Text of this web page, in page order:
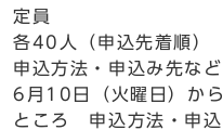
定員
各40人（申込先着順）
申込方法・申込み先など
6月10日（火曜日）か
ところ 申込方法・申